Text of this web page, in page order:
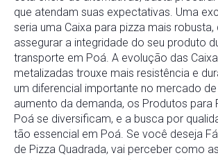
que atendam suas expectativas. Uma
seria uma Caixa para pizza mais robusta,
assegurar a integridade do seu produto
transporte em Poá. A evolução das
metalizadas trouxe mais resistência e
um diferencial importante no mercado
aumento da demanda, os Produtos para
Poá se diversificam, e a busca por
tão essencial em Poá. Se você deseja
de Pizza Quadrada, vai perceber como